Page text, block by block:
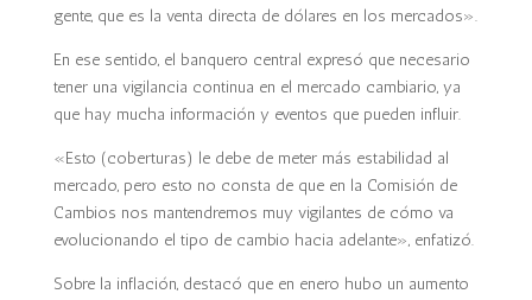
gente, que es la venta directa de dólares en los mercados».
En ese sentido, el banquero central expresó que necesario
tener una vigilancia continua en el mercado cambiario, ya
que hay mucha información y eventos que pueden influir.
«Esto (coberturas) le debe de meter más estabilidad al
mercado, pero esto no consta de que en la Comisión de
Cambios nos mantendremos muy vigilantes de cómo va
evolucionando el tipo de cambio hacia adelante», enfatizó.
Sobre la inflación, destacó que en enero hubo un aumento